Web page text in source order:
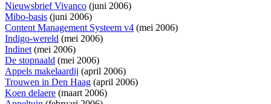
Nieuwsbrief Vivanco (juni 2006)
Mibo-basis (juni 2006)
Content Management Systeem v4 (mei 2006)
Indigo-wereld (mei 2006)
Indinet(mei 2006)
De stopnaald (mei 2006)
Appels makelaardij (april 2006)
Trouwen in Den Haag (april 2006)
Koen delaere (maart 2006)